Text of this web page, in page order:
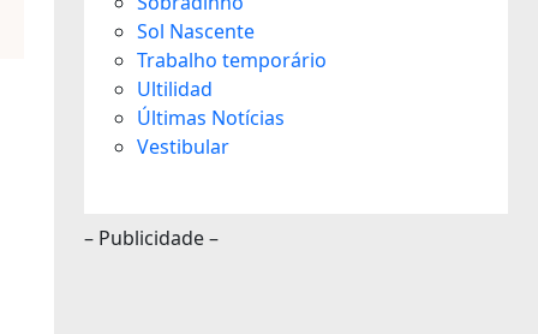
Sol Nascente
Trabalho temporário
Ultilidad
Últimas Notícias
Vestibular
– Publicidade –